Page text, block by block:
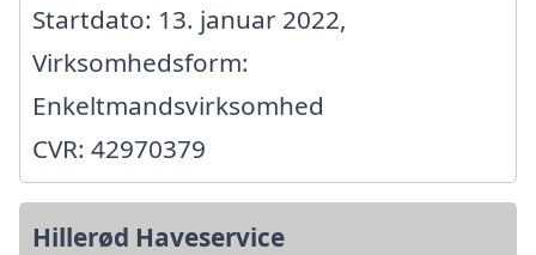
Startdato: 13. januar 2022,
Virksomhedsform:
Enkeltmandsvirksomhed
CVR: 42970379
Hillerød Haveservice